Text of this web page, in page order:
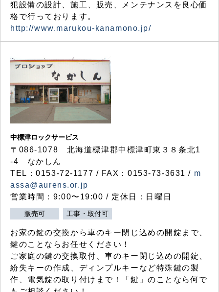
犯設備の設計、施工、販売、メンテナンスを良心価
格で行っております。
http://www.marukou-kanamono.jp/
中標津ロックサービス
〒086-1078 北海道標津郡中標津町東３８条北1
-4 なかしん
TEL：0153-72-1177 / FAX：0153-73-3631 / m
assa@aurens.or.jp
営業時間：9:00〜19:00 / 定休日：日曜日
販売可 工事・取付可
お家の鍵の交換から車のキー閉じ込めの開錠まで、
鍵のことならお任せください！
ご家庭の鍵の交換取付、車のキー閉じ込めの開錠、
紛失キーの作成、ディンプルキーなど特殊鍵の製
作、電気錠の取り付けまで！「鍵」のことなら何で